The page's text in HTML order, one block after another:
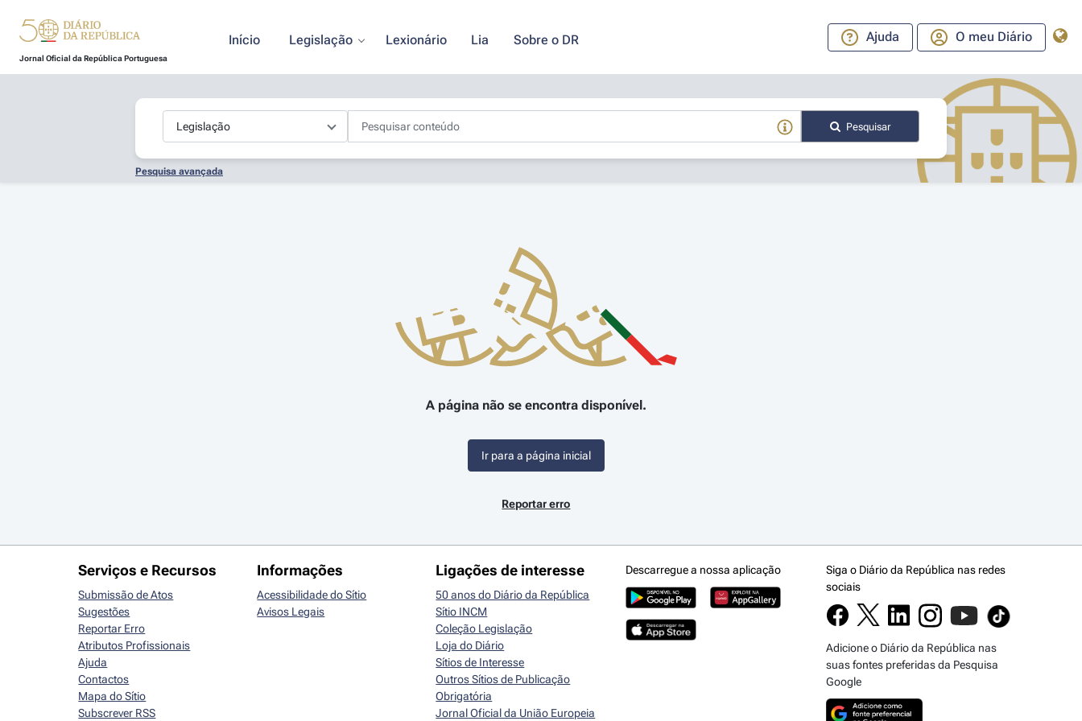
Jornal Oficial da República Portuguesa
Início Legislação Lexionário Lia Sobre o DR Ajuda O meu Diário
Pesquisar
Pesquisa avançada
A página não se encontra disponível.
Ir para a página inicial
Reportar erro
Serviços e Recursos
Submissão de Atos
Sugestões
Reportar Erro
Atributos Profissionais
Ajuda
Contactos
Mapa do Sítio
Subscrever RSS
Informações
Acessibilidade do Sítio
Avisos Legais
Ligações de interesse
50 anos do Diário da República
Sítio INCM
Coleção Legislação
Loja do Diário
Sítios de Interesse
Outros Sítios de Publicação
Obrigatória
Jornal Oficial da União Europeia
Descarregue a nossa aplicação
Siga o Diário da República nas redes
sociais
Adicione o Diário da República nas
suas fontes preferidas da Pesquisa
Google